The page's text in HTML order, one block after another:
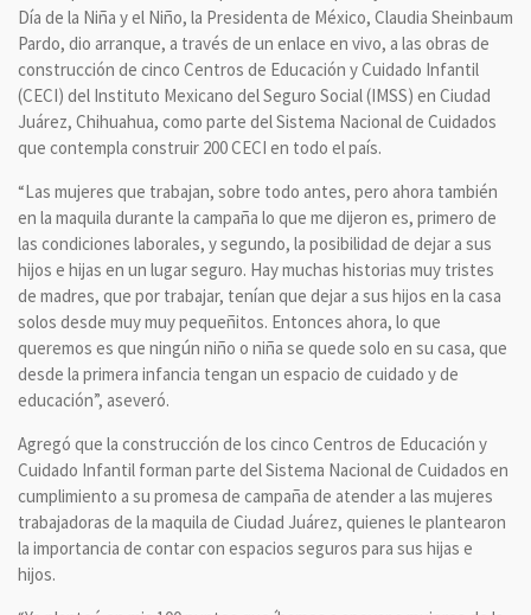
Día de la Niña y el Niño, la Presidenta de México, Claudia Sheinbaum
Pardo, dio arranque, a través de un enlace en vivo, a las obras de
construcción de cinco Centros de Educación y Cuidado Infantil
(CECI) del Instituto Mexicano del Seguro Social (IMSS) en Ciudad
Juárez, Chihuahua, como parte del Sistema Nacional de Cuidados
que contempla construir 200 CECI en todo el país.
“Las mujeres que trabajan, sobre todo antes, pero ahora también
en la maquila durante la campaña lo que me dijeron es, primero de
las condiciones laborales, y segundo, la posibilidad de dejar a sus
hijos e hijas en un lugar seguro. Hay muchas historias muy tristes
de madres, que por trabajar, tenían que dejar a sus hijos en la casa
solos desde muy muy pequeñitos. Entonces ahora, lo que
queremos es que ningún niño o niña se quede solo en su casa, que
desde la primera infancia tengan un espacio de cuidado y de
educación”, aseveró.
Agregó que la construcción de los cinco Centros de Educación y
Cuidado Infantil forman parte del Sistema Nacional de Cuidados en
cumplimiento a su promesa de campaña de atender a las mujeres
trabajadoras de la maquila de Ciudad Juárez, quienes le plantearon
la importancia de contar con espacios seguros para sus hijas e
hijos.